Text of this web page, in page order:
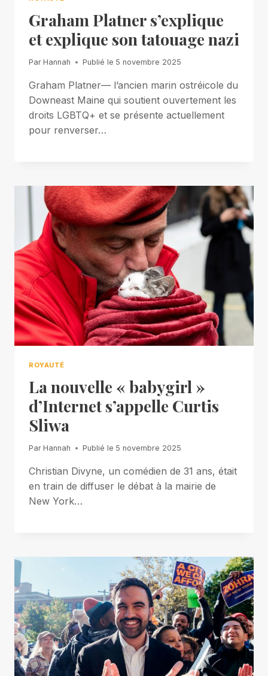
Graham Platner s’explique
et explique son tatouage nazi
Par Hannah Publié le 5 novembre 2025
Graham Platner— l’ancien marin ostréicole du
Downeast Maine qui soutient ouvertement les
droits LGBTQ+ et se présente actuellement
pour renverser…
ROYAUTÉ
La nouvelle « babygirl »
d’Internet s’appelle Curtis
Sliwa
Par Hannah Publié le 5 novembre 2025
Christian Divyne, un comédien de 31 ans, était
en train de diffuser le débat à la mairie de
New York…